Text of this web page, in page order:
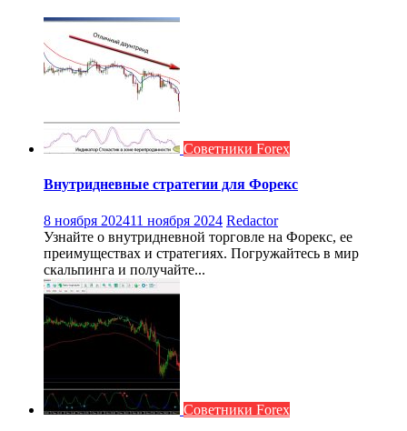
Советники Forex
Внутридневные стратегии для Форекс
8 ноября 202411 ноября 2024 Redactor
Узнайте о внутридневной торговле на Форекс, ее
преимуществах и стратегиях. Погружайтесь в мир
скальпинга и получайте...
Советники Forex